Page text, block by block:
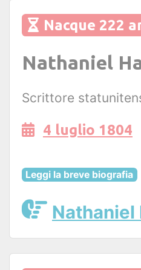
Nacque 222
Nathaniel
Scrittore
4 luglio 1804
Leggi la breve biografia